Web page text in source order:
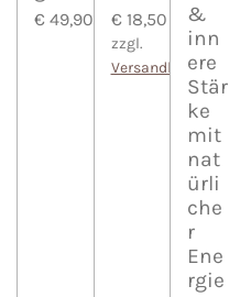
€ 49,90 € 18,50
zzgl.
Versandkosten
&
inn
ere
Stär
ke
mit
nat
ürli
che
r
Ene
rgie